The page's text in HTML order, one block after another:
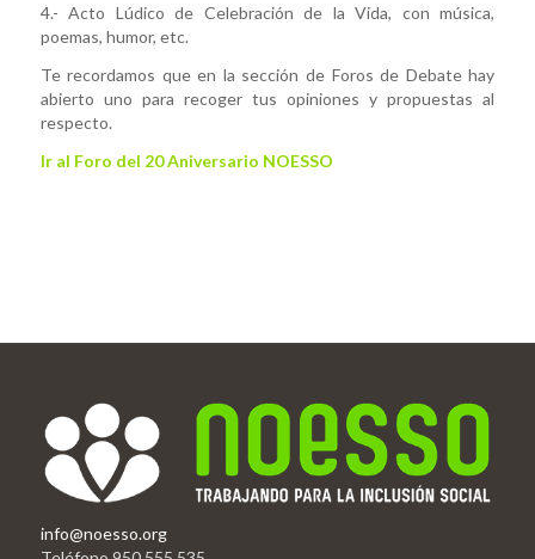
4.- Acto Lúdico de Celebración de la Vida, con música,
poemas, humor, etc.
Te recordamos que en la sección de Foros de Debate hay
abierto uno para recoger tus opiniones y propuestas al
respecto.
Ir al Foro del 20 Aniversario NOESSO
info@noesso.org